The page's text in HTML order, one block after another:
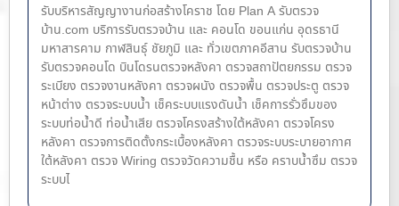
รับบริหารสัญญางานก่อสร้างโคราช โดย Plan A รับตรวจ
บ้าน.com บริการรับตรวจบ้าน และ คอนโด ขอนแก่น อุดรธานี
มหาสารคาม กาฬสินธุ์ ชัยภูมิ และ ทั่วเขตภาคอีสาน รับตรวจบ้าน
รับตรวจคอนโด บินโดรนตรวจหลังคา ตรวจสถาปัตยกรรม ตรวจ
ระเบียง ตรวจงานหลังคา ตรวจผนัง ตรวจพื้น ตรวจประตู ตรวจ
หน้าต่าง​ ตรวจระบบน้ำ เช็คระบบแรงดันน้ำ เช็คการรั่วซึมของ
ระบบท่อน้ำ​ดี ท่อน้ำ​เสีย ตรวจโครงสร้างใต้หลังคา ตรวจโครง
หลังคา ตรวจการติดตั้งกระเบื้องหลังคา ตรวจระบบระบายอากาศ
ใต้หลังคา ตรวจ Wiring ตรวจวัดความชื้น หรือ คราบน้ำซึม ตรวจ
ระบบไ